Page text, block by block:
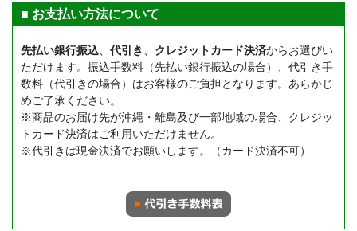
■ お支払い方法について
先払い銀行振込 代引き クレジットカード決済からお選びい
ただけます。振込手数料（先払い銀行振込の場合）、代引き手
数料（代引きの場合）はお客様のご負担となります。あらかじ
めご了承ください。
※商品のお届け先が沖縄・離島及び一部地域の場合、クレジッ
トカード決済はご利用いただけません。
※代引きは現金決済でお願いします。（カード決済不可）